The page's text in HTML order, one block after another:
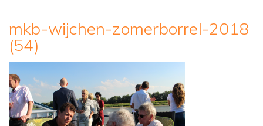
mkb-wijchen-zomerborrel-2018
(54)